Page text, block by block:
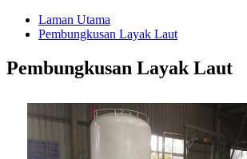
Laman Utama
Pembungkusan Layak Laut
Pembungkusan Layak Laut